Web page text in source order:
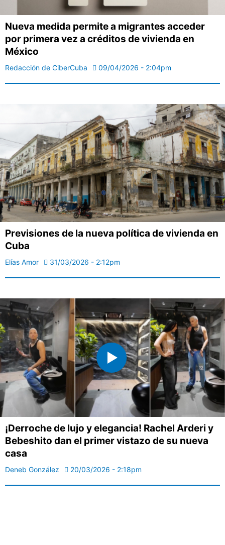
Nueva medida permite a migrantes acceder
por primera vez a créditos de vivienda en
México
Redacción de CiberCuba 09/04/2026 - 2:04pm
Previsiones de la nueva política de vivienda en
Cuba
Elías Amor 31/03/2026 - 2:12pm
¡Derroche de lujo y elegancia! Rachel Arderi y
Bebeshito dan el primer vistazo de su nueva
casa
Deneb González 20/03/2026 - 2:18pm